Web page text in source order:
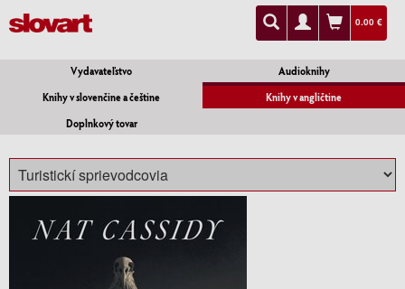
0.00 €
Vydavateľstvo
Audioknihy
Knihy v slovenčine a češtine
Knihy v angličtine
Doplnkový tovar